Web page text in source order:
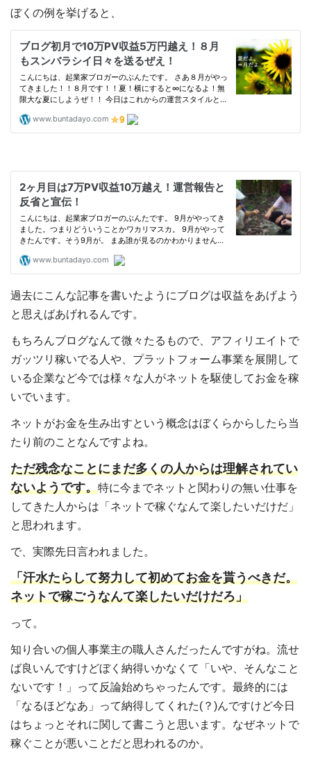
ぼくの例を挙げると、
過去にこんな記事を書いたようにブログは収益をあげよう
と思えばあげれるんです。
もちろんブログなんて微々たるもので、アフィリエイトで
ガッツリ稼いでる人や、プラットフォーム事業を展開して
いる企業など今では様々な人がネットを駆使してお金を稼
いでいます。
ネットがお金を生み出すという概念はぼくらからしたら当
たり前のことなんですよね。
ただ残念なことにまだ多くの人からは理解されてい
ないようです。特に今までネットと関わりの無い仕事を
してきた人からは「ネットで稼ぐなんて楽したいだけだ」
と思われます。
で、実際先日言われました。
「汗水たらして努力して初めてお金を貰うべきだ。
ネットで稼ごうなんて楽したいだけだろ」
って。
知り合いの個人事業主の職人さんだったんですがね。流せ
ば良いんですけどぼく納得いかなくて「いや、そんなこと
ないです！」って反論始めちゃったんです。最終的には
「なるほどなあ」って納得してくれた(？)んですけど今日
はちょっとそれに関して書こうと思います。なぜネットで
稼ぐことが悪いことだと思われるのか。